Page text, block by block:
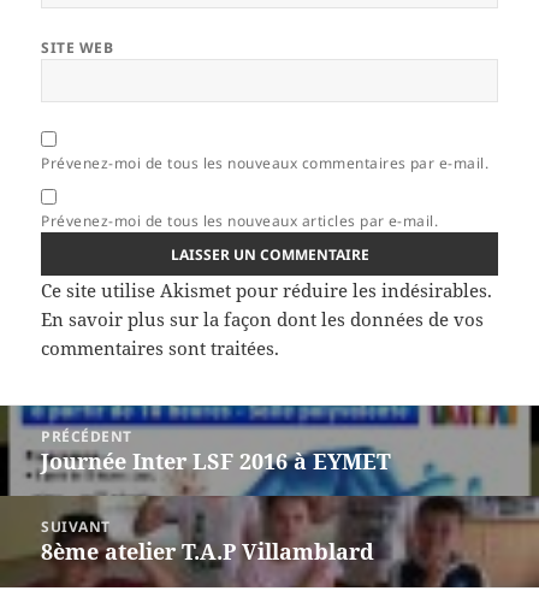
SITE WEB
Prévenez-moi de tous les nouveaux commentaires par e-mail.
Prévenez-moi de tous les nouveaux articles par e-mail.
Ce site utilise Akismet pour réduire les indésirables.
En savoir plus sur la façon dont les données de vos
commentaires sont traitées.
Navigation
de
l’article
PRÉCÉDENT
Article
précédent :
Journée Inter LSF 2016 à EYMET
SUIVANT
Article
suivant :
8ème atelier T.A.P Villamblard